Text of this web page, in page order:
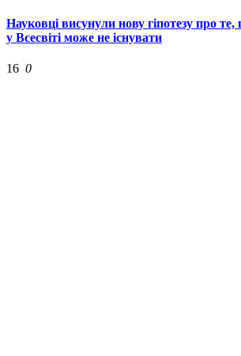
Науковці висунули нову гіпотезу про те,
у Всесвіті може не існувати
16 0